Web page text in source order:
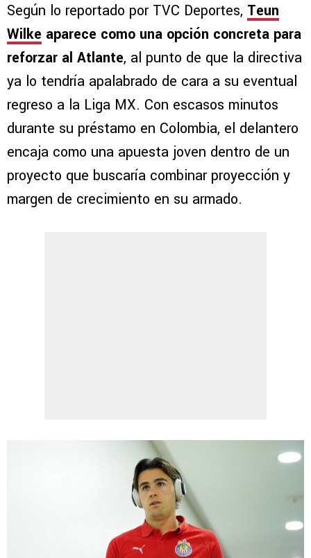
Según lo reportado por TVC Deportes, Teun
Wilke aparece como una opción concreta para
reforzar al Atlante, al punto de que la directiva
ya lo tendría apalabrado de cara a su eventual
regreso a la Liga MX. Con escasos minutos
durante su préstamo en Colombia, el delantero
encaja como una apuesta joven dentro de un
proyecto que buscaría combinar proyección y
margen de crecimiento en su armado.